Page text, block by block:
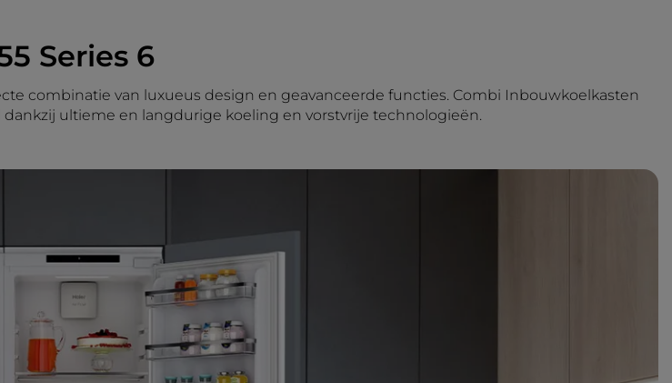
Series 6
combinatie van luxueus design en geavanceerde functies. Combi Inbouwkoelkasten
ultieme en langdurige koeling en vorstvrije technologieën.